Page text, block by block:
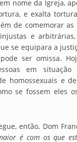
nome da Igreja,
e exalta
de comemorar as
e
se equipara a
ser omissa.
em
homossexuais e
se fossem eles
então, Dom
é com os que